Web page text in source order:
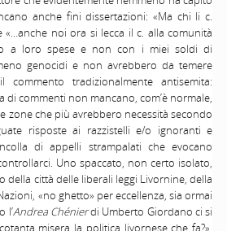
anche fini dissertazioni: «Ma chi li c.
«…anche noi ora si lecca il c. alla comunità
a loro spese e non con i miei soldi di
genocidi e non avrebbero da temere
commento tradizionalmente antisemita:
di commenti non mancano, com’è normale,
zone che più avrebbero necessità secondo
risposte ai razzistelli e/o ignoranti e
di appelli strampalati che evocano
Uno spaccato, non certo isolato,
della città delle liberali leggi Livornine, della
«no ghetto» per eccellenza, sia ormai
l’Andrea Chénierdi Umberto Giordano ci si
misera la politica livornese che fa?»,